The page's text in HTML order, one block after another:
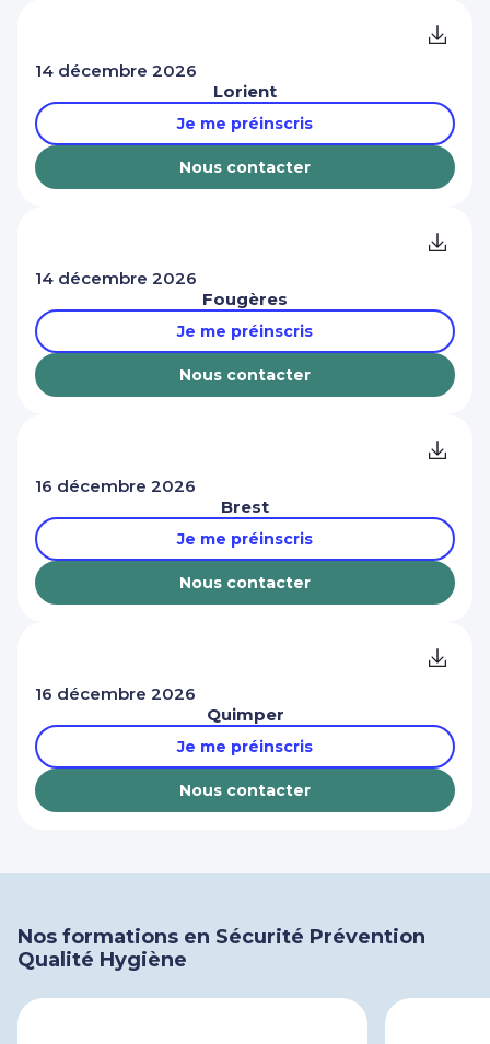
14 décembre 2026
Lorient
Je me préinscris
Nous contacter
14 décembre 2026
Fougères
Je me préinscris
Nous contacter
16 décembre 2026
Brest
Je me préinscris
Nous contacter
16 décembre 2026
Quimper
Je me préinscris
Nous contacter
Nos formations en Sécurité Prévention
Qualité Hygiène